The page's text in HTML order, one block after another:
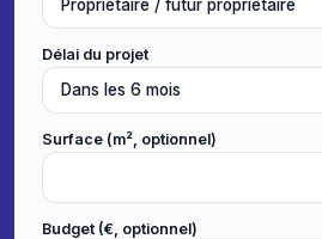
Délai du projet
Surface (m², optionnel)
Budget (€, optionnel)